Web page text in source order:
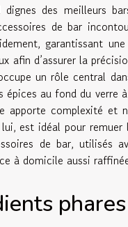
des meilleurs
de bar
garantissant
afin d’assurer la
un rôle central
au fond du verre
complexité et
est idéal pour
de bar, utilisés
à domicile aussi
phares